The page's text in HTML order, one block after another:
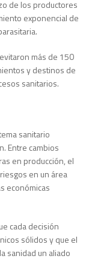
de los productores
exponencial de
más de 150
y destinos de
sanitarios.
sanitario
Entre cambios
en producción, el
en un área
económicas
cada decisión
sólidos y que el
sanidad un aliado